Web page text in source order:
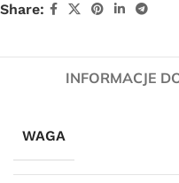
Share:
INFORMACJE
WAGA